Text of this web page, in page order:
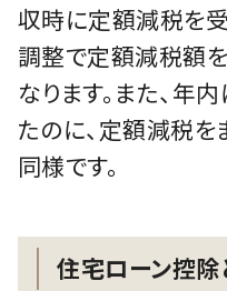
収時に定額減税を
調整で定額減税額
なります。また、年
たのに、定額減税
同様です。
住宅ローン控